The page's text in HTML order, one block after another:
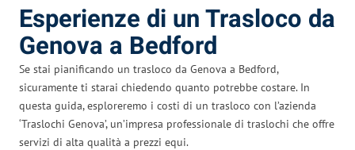
Esperienze di un Trasloco da
Genova a Bedford
Se stai pianificando un trasloco da Genova a Bedford,
sicuramente ti starai chiedendo quanto potrebbe costare. In
questa guida, esploreremo i costi di un trasloco con l’azienda
‘Traslochi Genova’, un’impresa professionale di traslochi che offre
servizi di alta qualità a prezzi equi.